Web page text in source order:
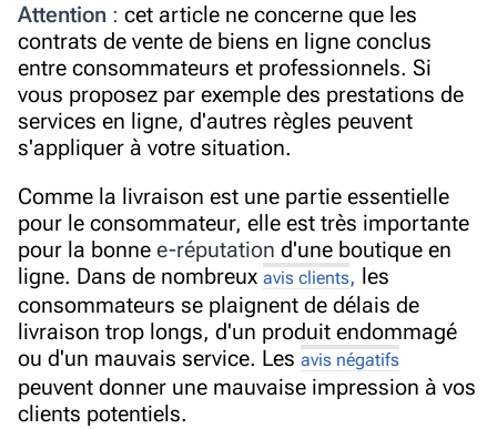
Attention : cet article ne concerne que les
contrats de vente de biens en ligne conclus
entre consommateurs et professionnels. Si
vous proposez par exemple des prestations de
services en ligne, d'autres règles peuvent
s'appliquer à votre situation.
Comme la livraison est une partie essentielle
pour le consommateur, elle est très importante
pour la bonne e-réputation d'une boutique en
ligne. Dans de nombreux avis clients, les
consommateurs se plaignent de délais de
livraison trop longs, d'un produit endommagé
ou d'un mauvais service. Les avis négatifs
peuvent donner une mauvaise impression à vos
clients potentiels.